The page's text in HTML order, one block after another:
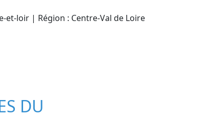
et-loir | Région : Centre-Val de Loire
DU